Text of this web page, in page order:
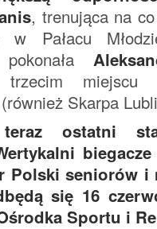
, trenująca na
Pałacu
miejscu
(również Skarpa
teraz ostatni
Polski seniorów i
się 16
Sportu i